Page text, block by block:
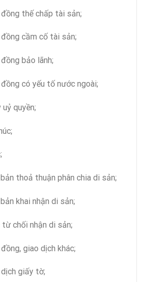
thế chấp tài sản;
cầm cố tài sản;
bảo lãnh;
có yếu tố nước ngoài;
quyền;
thoả thuận phân chia di sản;
khai nhận di sản;
chối nhận di sản;
giao dịch khác;
giấy tờ;